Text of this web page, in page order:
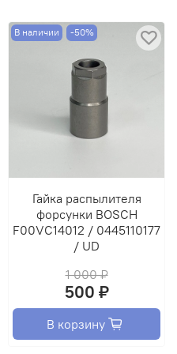
В наличии -50%
Гайка распылителя
форсунки BOSCH
F00VC14012 / 0445110177
/ UD
1 000 ₽
500 ₽
В корзину